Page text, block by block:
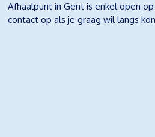
Afhaalpunt in Gent is enkel open
contact op als je graag wil langs